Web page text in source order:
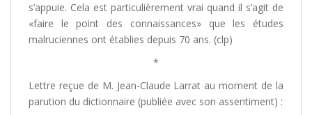
s’appuie. Cela est particulièrement vrai quand il s’agit de
«faire le point des connaissances» que les études
malruciennes ont établies depuis 70 ans. (clp)
*
Lettre reçue de M. Jean-Claude Larrat au moment de la
parution du dictionnaire (publiée avec son assentiment) :